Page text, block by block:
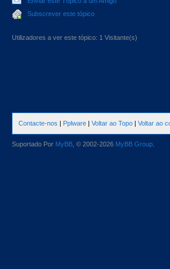
Subscrever este tópico
Utilizadores a ver este tópico: 1 Visitante(s)
Contacte-nos | Pplware | Voltar ao Topo | Voltar ao
Suportado Por MyBB , © 2002-2026 MyBB Group